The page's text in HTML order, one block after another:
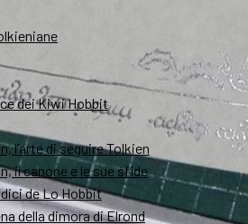
dei Kiwi Hobbit
l’arte di seguire Tolkien
il canone e le sue sfide
de Lo Hobbit
della dimora di Elrond